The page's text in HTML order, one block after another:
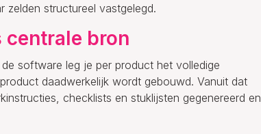
zelden structureel vastgelegd.
centrale bron
software leg je per product het volledige
daadwerkelijk wordt gebouwd. Vanuit dat
checklists en stuklijsten gegenereerd en